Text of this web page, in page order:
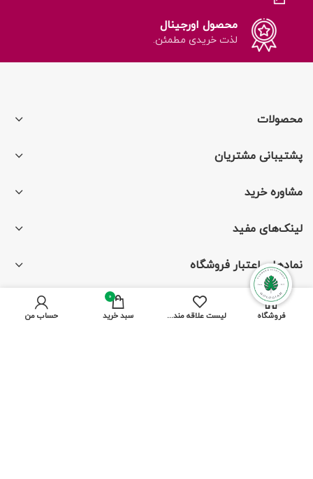
محصول اورجینال
لذت خریدی مطمئن.
محصولات
پشتیبانی مشتریان
مشاوره خرید
لینک‌های مفید
نمادهای اعتبار فروشگاه
فروشگاه لیست علاقه مندی ها
0
سبد خرید حساب من